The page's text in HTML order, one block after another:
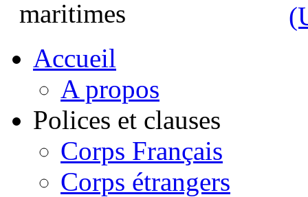
Accueil
A propos
Polices et clauses
Corps Français
Corps étrangers